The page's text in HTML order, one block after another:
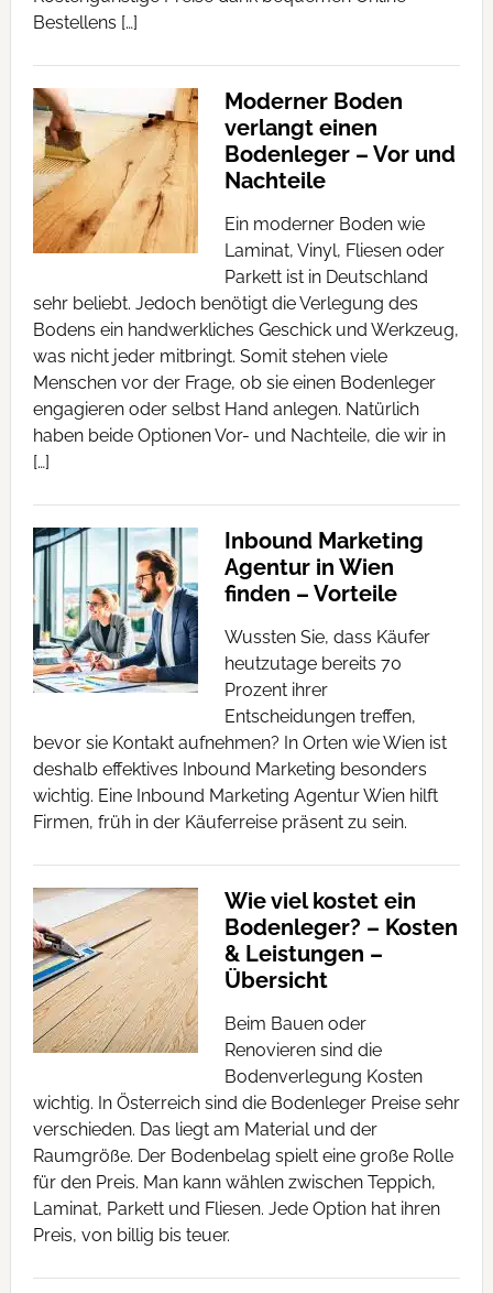
Bestellens […]
Moderner Boden
verlangt einen
Bodenleger – Vor und
Nachteile
Ein moderner Boden wie
Laminat, Vinyl, Fliesen oder
Parkett ist in Deutschland
sehr beliebt. Jedoch benötigt die Verlegung des
Bodens ein handwerkliches Geschick und Werkzeug,
was nicht jeder mitbringt. Somit stehen viele
Menschen vor der Frage, ob sie einen Bodenleger
engagieren oder selbst Hand anlegen. Natürlich
haben beide Optionen Vor- und Nachteile, die wir in
[…]
Inbound Marketing
Agentur in Wien
finden – Vorteile
Wussten Sie, dass Käufer
heutzutage bereits 70
Prozent ihrer
Entscheidungen treffen,
bevor sie Kontakt aufnehmen? In Orten wie Wien ist
deshalb effektives Inbound Marketing besonders
wichtig. Eine Inbound Marketing Agentur Wien hilft
Firmen, früh in der Käuferreise präsent zu sein.
Wie viel kostet ein
Bodenleger? – Kosten
& Leistungen –
Übersicht
Beim Bauen oder
Renovieren sind die
Bodenverlegung Kosten
wichtig. In Österreich sind die Bodenleger Preise sehr
verschieden. Das liegt am Material und der
Raumgröße. Der Bodenbelag spielt eine große Rolle
für den Preis. Man kann wählen zwischen Teppich,
Laminat, Parkett und Fliesen. Jede Option hat ihren
Preis, von billig bis teuer.